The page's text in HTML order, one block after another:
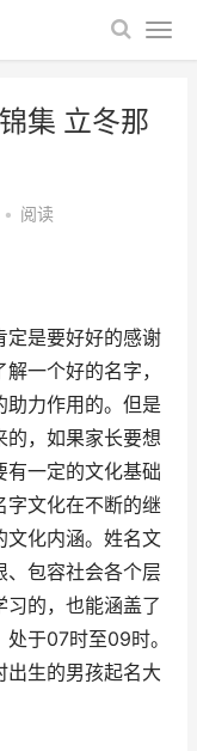
集 立冬那
• 阅读
定是要好好的感谢
一个好的名字，
助力作用的。但是
的，如果家长要想
有一定的文化基础
字文化在不断的继
文化内涵。姓名文
、包容社会各个层
的，也能涵盖了
于07时至09时。
出生的男孩起名大